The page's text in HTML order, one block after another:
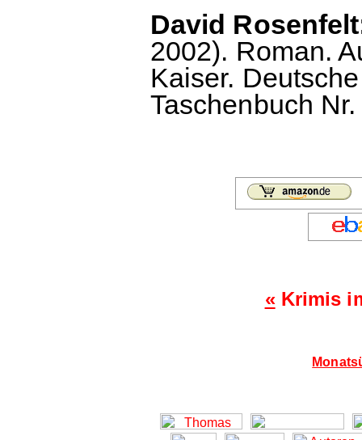
David
2002). Roman.
Kaiser.
Taschenbuch
«Krimis